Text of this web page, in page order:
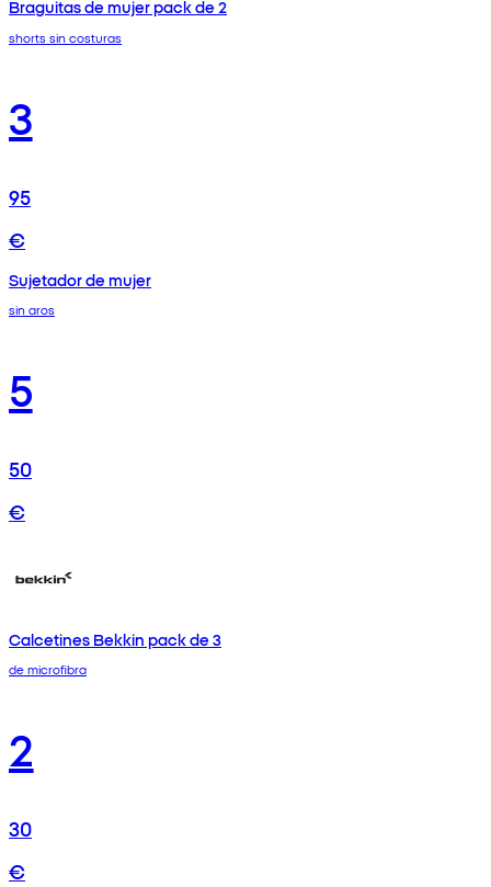
Braguitas de mujer pack de 2
shorts sin costuras
3
95
€
Sujetador de mujer
sin aros
5
50
€
Calcetines Bekkin pack de 3
de microfibra
2
30
€